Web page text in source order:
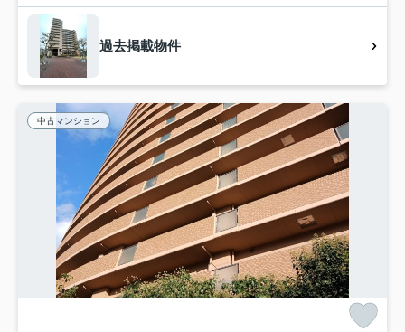
過去掲載物件
中古マンション